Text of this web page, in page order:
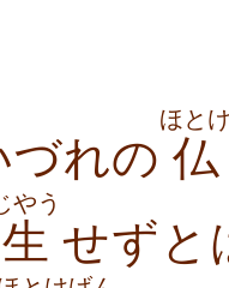
づれの 仏
ほと
生
やう
せずと